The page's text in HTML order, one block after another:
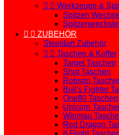
  Werkzeuge &
Spitzen
  ZUBEHÖR
Steeldart Zubehör
  Taschen & Koffer
Target Taschen
Shot Taschen
Robson
Bull's Fighter
One80 Taschen
Unicorn
Winmau
Red Dragon
8 Flight